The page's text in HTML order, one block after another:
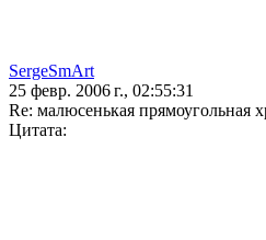
SergeSmArt
25 февр. 2006 г., 02:55:31
Re: малюсенькая прямоугольная
Цитата: